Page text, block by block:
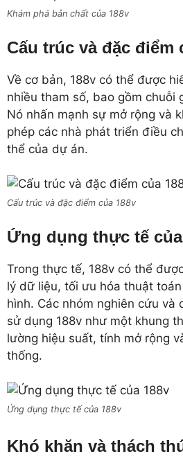
Khám phá bản chất của 188v
Cấu trúc và đặc điểm
Về cơ bản, 188v có thể được
nhiều tham số, bao gồm chuỗi
Nó nhấn mạnh sự mở rộng và
phép các nhà phát triển điều
thể của dự án.
Cấu trúc và đặc điểm của 188v
Ứng dụng thực tế
Trong thực tế, 188v có thể
lý dữ liệu, tối ưu hóa thuật
hình. Các nhóm nghiên cứu và
sử dụng 188v như một khung
lường hiệu suất, tính mở rộng
thống.
Ứng dụng thực tế của 188v
Khó khăn và thách